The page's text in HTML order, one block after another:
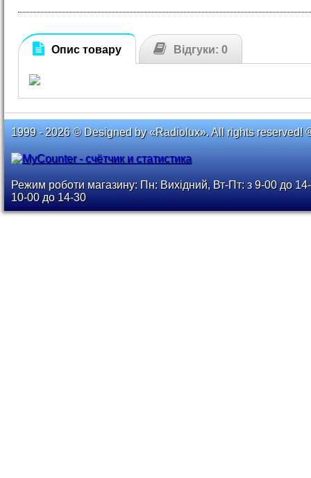
Опис товару Відгуки: 0
1999 - 2026 © Designed by «Radiolux». All rights reserved!
Режим роботи магазину: Пн: Вихідний, Вт-Пт: з 9-00 до
10-00 до 14-30